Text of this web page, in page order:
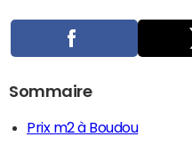
Sommaire
Prix m2 à Boudou